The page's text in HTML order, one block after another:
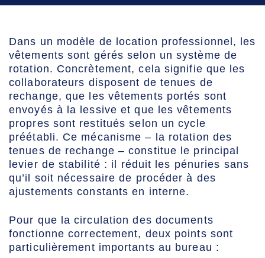
Dans un modèle de location professionnel, les
vêtements sont gérés selon un système de
rotation. Concrètement, cela signifie que les
collaborateurs disposent de tenues de
rechange, que les vêtements portés sont
envoyés à la lessive et que les vêtements
propres sont restitués selon un cycle
préétabli. Ce mécanisme – la rotation des
tenues de rechange – constitue le principal
levier de stabilité : il réduit les pénuries sans
qu’il soit nécessaire de procéder à des
ajustements constants en interne.
Pour que la circulation des documents
fonctionne correctement, deux points sont
particulièrement importants au bureau :